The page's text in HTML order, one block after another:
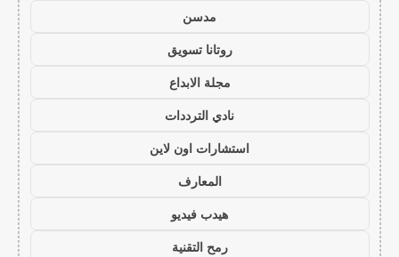
مدسن
روتانا تسويق
مجلة الابداع
نادي الترددات
استشارات اون لاين
المعارف
هيدب فيديو
رمح التقنية